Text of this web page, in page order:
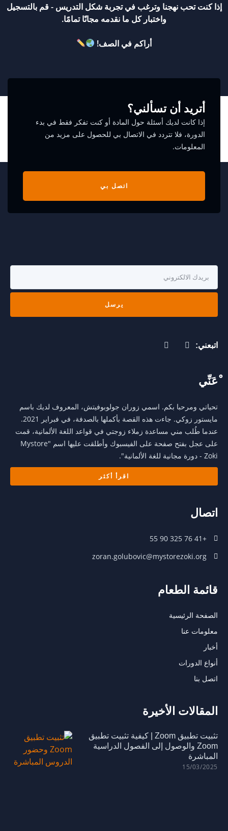
إذا كنت تحب نهجنا وترغب في تجربة شكل التدريس - قم بالتسجيل
واختبار كل ما نقدمه مجانًا تمامًا.
أراكم في الصف!
أتريد أن تسألني؟
إذا كانت لديك أسئلة حول المادة أو كنت تفكر فقط في بدء
الدورة، فلا تتردد في الاتصال بي للحصول على مزيد من
المعلومات.
اتصل بي
يرسل
اتبعني:
ْعَنِّي
تحياتي ومرحبا بكم. اسمي زوران جولوبوفيتش، المعروف لديك باسم
مايستور زوكي. جاءت هذه القصة بأكملها بالصدفة، في فبراير 2021.
عندما طُلب مني مساعدة زملاء زوجتي في قواعد اللغة الألمانية، قمت
على عجل بفتح صفحة على الفيسبوك وأطلقت عليها اسم "Mystore
Zoki - دورة مجانية للغة الألمانية".
اقرأ أكثر
اتصال
+41 76 325 90 55
zoran.golubovic@mystorezoki.org
قائمة الطعام
الصفحة الرئيسية
معلومات عنا
أخبار
أنواع الدورات
اتصل بنا
المقالات الأخيرة
تثبيت تطبيق Zoom | كيفية تثبيت تطبيق
Zoom والوصول إلى الفصول الدراسية
المباشرة
15/03/2025